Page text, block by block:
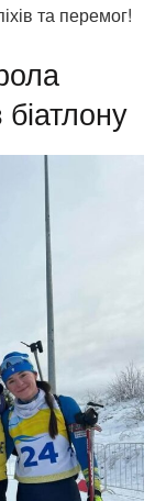
та перемог!